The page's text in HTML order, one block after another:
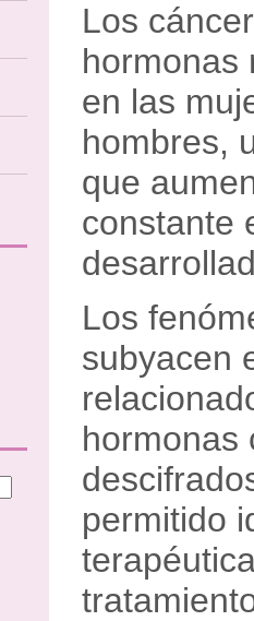
Los
hormonas
en las
hombres,
que
constante
Los
subyacen
hormonas
permitido